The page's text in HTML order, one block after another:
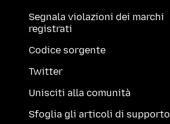
Segnala violazioni dei marchi
registrati
Codice sorgente
Twitter
Unisciti alla comunità
Sfoglia gli articoli di supporto